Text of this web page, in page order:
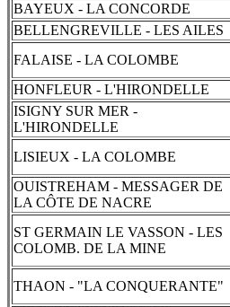
BAYEUX - LA CONCORDE
BELLENGREVILLE - LES AILES
FALAISE - LA COLOMBE
HONFLEUR - L'HIRONDELLE
ISIGNY SUR MER -
L'HIRONDELLE
LISIEUX - LA COLOMBE
OUISTREHAM - MESSAGER DE
LA CÔTE DE NACRE
ST GERMAIN LE VASSON - LES
COLOMB. DE LA MINE
THAON - "LA CONQUERANTE"